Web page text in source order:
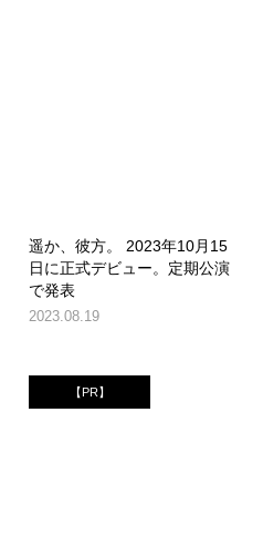
遥か、彼方。 2023年10月15
日に正式デビュー。定期公演
で発表
2023.08.19
【PR】